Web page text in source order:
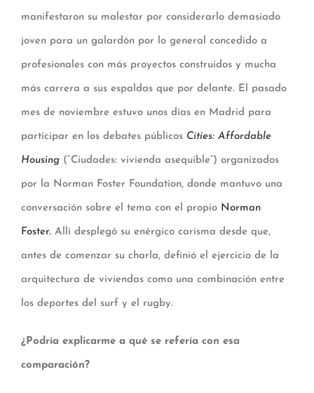
manifestaron su malestar por considerarlo demasiado
joven para un galardón por lo general concedido a
profesionales con más proyectos construidos y mucha
más carrera a sus espaldas que por delante. El pasado
mes de noviembre estuvo unos días en Madrid para
participar en los debates públicos Cities: Affordable
Housing (“Ciudades: vivienda asequible”) organizados
por la Norman Foster Foundation, donde mantuvo una
conversación sobre el tema con el propio Norman
Foster. Allí desplegó su enérgico carisma desde que,
antes de comenzar su charla, definió el ejercicio de la
arquitectura de viviendas como una combinación entre
los deportes del surf y el rugby.
¿Podría explicarme a qué se refería con esa
comparación?